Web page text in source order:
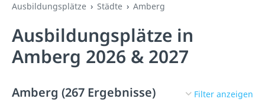
Ausbildungsplätze Städte Amberg
Ausbildungsplätze in
Amberg 2026 & 2027
Amberg (267 Ergebnisse) Filter anzeigen